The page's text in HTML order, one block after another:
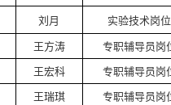
刘月 实验技术岗位
王方涛
专职辅导员岗
王宏科
专职辅导员岗
王瑞琪
专职辅导员岗